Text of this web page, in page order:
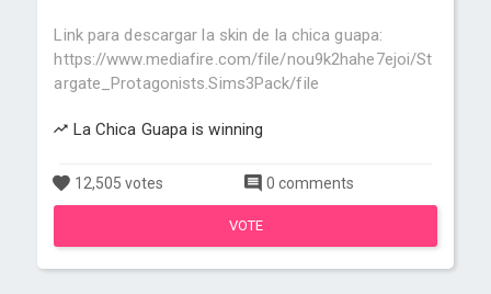
Link para descargar la skin de la chica guapa:
https://www.mediafire.com/file/nou9k2hahe7ejoi/St
argate_Protagonists.Sims3Pack/file
La Chica Guapa is winning
12,505 votes 0 comments
VOTE